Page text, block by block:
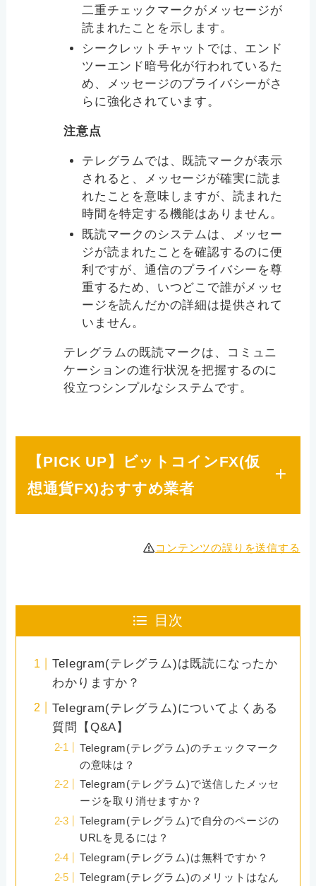
二重チェックマークがメッセージが
読まれたことを示します。
シークレットチャットでは、エンド
ツーエンド暗号化が行われているた
め、メッセージのプライバシーがさ
らに強化されています。
注意点
テレグラムでは、既読マークが表示
されると、メッセージが確実に読ま
れたことを意味しますが、読まれた
時間を特定する機能はありません。
既読マークのシステムは、メッセー
ジが読まれたことを確認するのに便
利ですが、通信のプライバシーを尊
重するため、いつどこで誰がメッセ
ージを読んだかの詳細は提供されて
いません。
テレグラムの既読マークは、コミュニ
ケーションの進行状況を把握するのに
役立つシンプルなシステムです。
【PICK UP】ビットコインFX(仮
想通貨FX)おすすめ業者
コンテンツの誤りを送信する
目次
Telegram(テレグラム)は既読になったか
わかりますか？
Telegram(テレグラム)についてよくある
質問【Q&A】
Telegram(テレグラム)のチェックマーク
の意味は？
Telegram(テレグラム)で送信したメッセ
ージを取り消せますか？
Telegram(テレグラム)で自分のページの
URLを見るには？
Telegram(テレグラム)は無料ですか？
Telegram(テレグラム)のメリットはなん